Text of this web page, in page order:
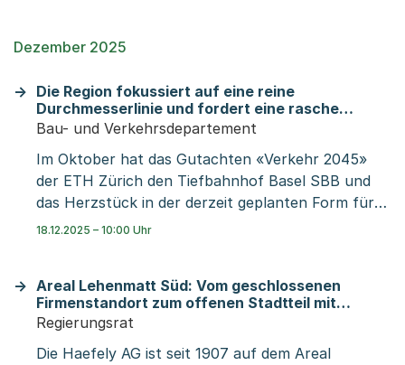
Rüst- und Speiseabfälle, Kunststoffe und
Haushaltsabfall. Im Quartier stehen an 19
Standorten Unterflurcontainer zur Verfügung.
Dezember 2025
Die Region fokussiert auf eine reine
Durchmesserlinie und fordert eine rasche
Umsetzung
Bau- und Verkehrsdepartement
Im Oktober hat das Gutachten «Verkehr 2045»
der ETH Zürich den Tiefbahnhof Basel SBB und
das Herzstück in der derzeit geplanten Form für
den Zeitraum 2025 – 2045 depriorisiert. Für die
wird Basel zum Flaschenhals im nationalen und
internationalen Verkehr. Im Austausch mit dem
Gutachter, Prof. Ulrich Weidmann, bestätigte sich
die Sicht der Region: Einerseits ist eine neue
18.12.2025 – 10:00 Uhr
Areal Lehenmatt Süd: Vom geschlossenen
Firmenstandort zum offenen Stadtteil mit
begrünten Freiräumen, Wohn- und
Regierungsrat
Die Haefely AG ist seit 1907 auf dem Areal